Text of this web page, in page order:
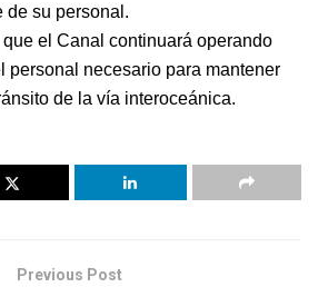
de su personal.
el Canal continuará operando
personal necesario para mantener
de la vía interoceánica.
Previous Post